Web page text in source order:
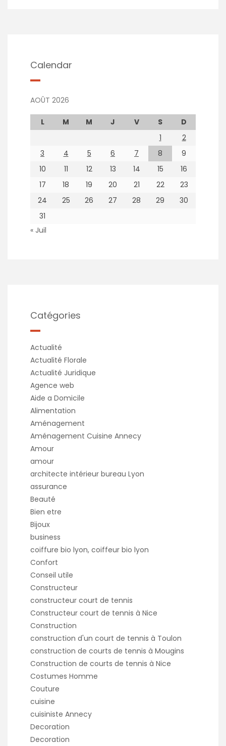
Calendar
AOÛT 2026
L M M J V S
D
1
2
3
4 5 6 7 8
9
10
11 12 13 14 15
16
17
18 19 20 21 22
23
24
25 26 27 28 29
30
31
« Juil
Catégories
Actualité
Actualité Florale
Actualité Juridique
Agence web
Aide a Domicile
Alimentation
Aménagement
Aménagement Cuisine Annecy
Amour
amour
architecte intérieur bureau Lyon
assurance
Beauté
Bien etre
Bijoux
business
coiffure bio lyon, coiffeur bio lyon
Confort
Conseil utile
Constructeur
constructeur court de tennis
Constructeur court de tennis à Nice
Construction
construction d'un court de tennis à Toulon
construction de courts de tennis à Mougins
Construction de courts de tennis à Nice
Costumes Homme
Couture
cuisine
cuisiniste Annecy
Decoration
Decoration